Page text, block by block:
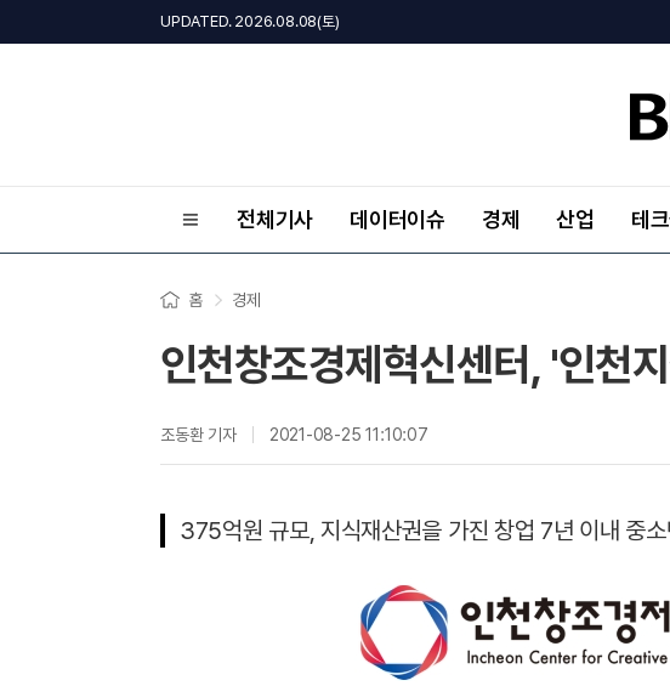
UPDATED. 2026.08.08(토)
전체기사 데이터이슈 경제 산업 테
홈 경제
인천창조경제혁신센터, '인천
조동환 기자 2021-08-25 11:10:07
375억원 규모, 지식재산권을 가진 창업 7년 이내 중